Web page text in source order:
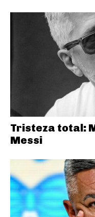
Tristeza total:
Messi